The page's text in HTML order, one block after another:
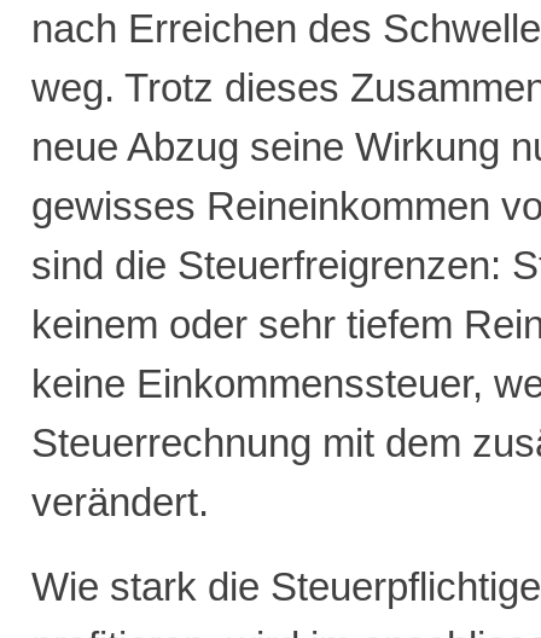
nach Erreichen des
weg. Trotz dieses
neue Abzug seine Wirkung
gewisses Reineinkommen
sind die Steuerfreigrenzen:
keinem oder sehr tiefem
keine Einkommenssteuer,
Steuerrechnung mit dem
verändert.
Wie stark die